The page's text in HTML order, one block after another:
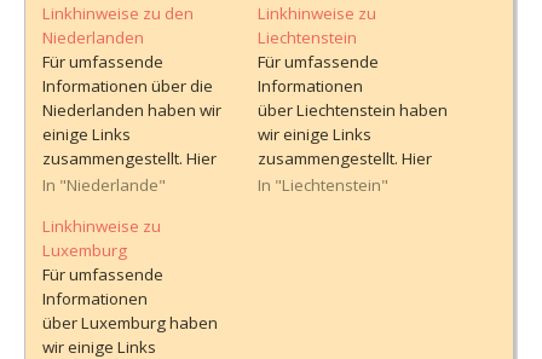
Linkhinweise zu den
Niederlanden
Für umfassende
Informationen über die
Niederlanden haben wir
einige Links
zusammengestellt. Hier
finden sich nützliche
Reisebestimmungen,
Einreisevoraussetzunge
n und anderen wichtigen
reisebezogenen
Informationen. Die Seiten
bietet einen detaillierten
In "Niederlande"
Linkhinweise zu
Liechtenstein
Für umfassende
Informationen
über Liechtenstein haben
wir einige Links
zusammengestellt. Hier
finden sich nützliche
In "Liechtenstein"
Linkhinweise zu
Luxemburg
Für umfassende
Informationen
über Luxemburg haben
wir einige Links